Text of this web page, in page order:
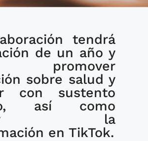
y mejor
científica
y
tendrá
de un año y
promover
sobre salud y
con sustento
así como
la
en TikTok.